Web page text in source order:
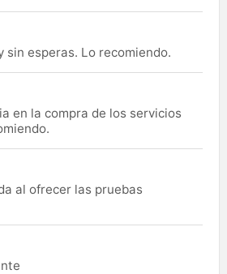
sin esperas. Lo recomiendo.
en la compra de los servicios
al ofrecer las pruebas